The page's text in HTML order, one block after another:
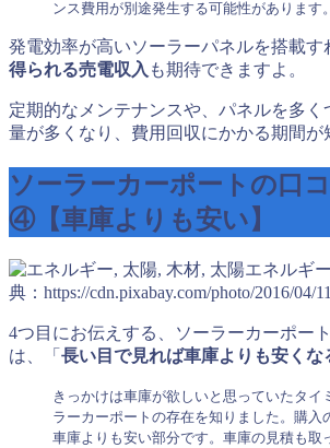
ンス費用が別途発生する可能性があります。
発電効率が高いソーラーパネルを搭載す
得られる売電収入 も期待できますよ。
定期的なメンテナンスや、パネルを多く
量が多くなり、費用回収にかかる期間が
ソーラーカーポートの口
④【車庫よりも安い】
典：https://cdn.pixabay.com/photo/2016/04/
4つ目にお伝えする、ソーラーカーポー
は、「 長い目で見れば車庫よりも安くな
きっかけは車庫が欲しいと思っていたタイ
ラーカーポートの存在を知りました。購入
車庫よりも安い部分です。車庫の見積も取